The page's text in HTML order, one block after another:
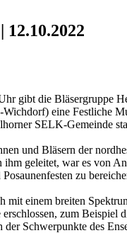
gibt die Bläsergruppe
eine
SELK-Gemeinde
und Bläsern der
geleitet, war es von
zu
einem breiten
zum
Schwerpunkte des